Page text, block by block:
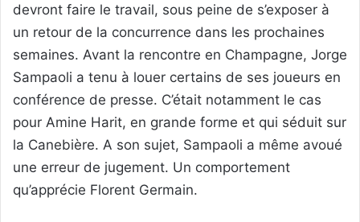
devront faire le travail, sous peine de s’exposer à
un retour de la concurrence dans les prochaines
semaines. Avant la rencontre en Champagne, Jorge
Sampaoli a tenu à louer certains de ses joueurs en
conférence de presse. C’était notamment le cas
pour Amine Harit, en grande forme et qui séduit sur
la Canebière. A son sujet, Sampaoli a même avoué
une erreur de jugement. Un comportement
qu’apprécie Florent Germain.